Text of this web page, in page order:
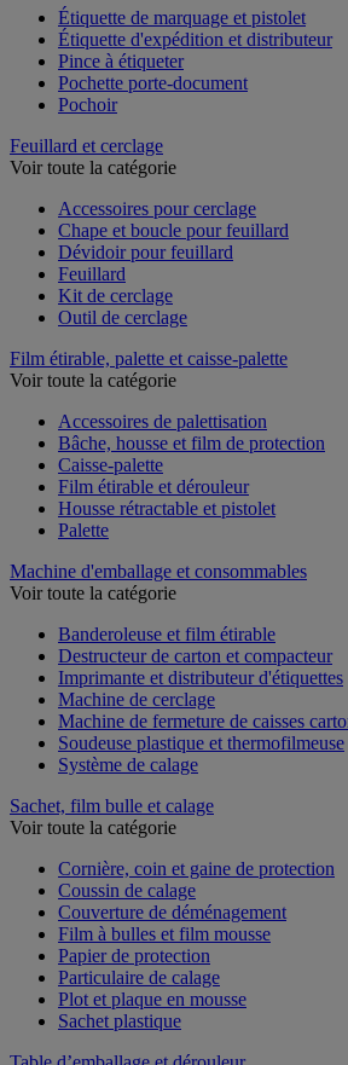
Étiquette de marquage et pistolet
Étiquette d'expédition et distributeur
Pince à étiqueter
Pochette porte-document
Feuillard et cerclage
Accessoires pour cerclage
Chape et boucle pour feuillard
Dévidoir pour feuillard
Feuillard
Kit de cerclage
Film étirable, palette et caisse-palette
Accessoires de palettisation
Bâche, housse et film de protection
Caisse-palette
Film étirable et dérouleur
Housse rétractable et pistolet
Machine d'emballage et consommables
Banderoleuse et film étirable
Destructeur de carton et compacteur
Imprimante et distributeur d'étiquettes
Machine de cerclage
Machine de fermeture de caisses carton
Soudeuse plastique et thermofilmeuse
Sachet, film bulle et calage
Cornière, coin et gaine de protection
Coussin de calage
Couverture de déménagement
Film à bulles et film mousse
Papier de protection
Particulaire de calage
Plot et plaque en mousse